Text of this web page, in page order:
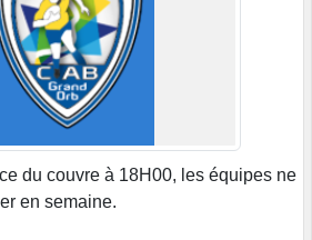
du couvre à 18H00, les équipes ne
en semaine.